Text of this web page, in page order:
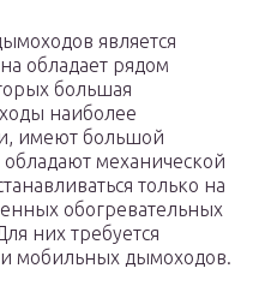
является
обладает рядом
большая
наиболее
имеют большой
механической
только на
обогревательных
них требуется
и мобильных дымоходов.